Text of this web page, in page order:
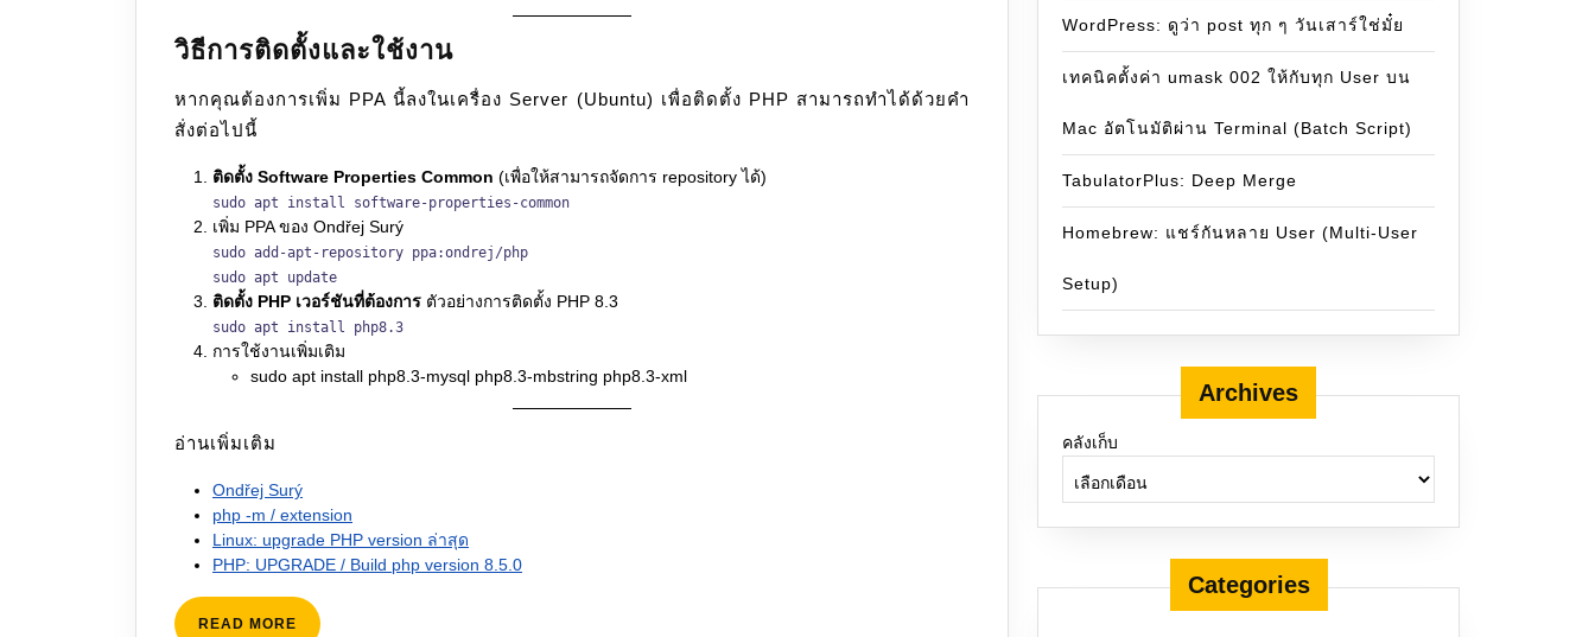
วิธีการติดตั้งและใช้งาน
หากคุณต้องการเพิ่ม PPA นี้ลงในเครื่อง Server (Ubuntu) เพื่อติดตั้ง PHP สามารถทำได้ด้วยคำ
สั่งต่อไปนี้
ติดตั้ง Software Properties Common (เพื่อให้สามารถจัดการ repository ได้)
sudo apt install software-properties-common
เพิ่ม PPA ของ Ondřej Surý
sudo add-apt-repository ppa:ondrej/php
sudo apt update
ติดตั้ง PHP เวอร์ชันที่ต้องการ ตัวอย่างการติดตั้ง PHP 8.3
sudo apt install php8.3
การใช้งานเพิ่มเติม
sudo apt install php8.3-mysql php8.3-mbstring php8.3-xml
อ่านเพิ่มเติม
Ondřej Surý
php -m / extension
Linux: upgrade PHP version ล่าสุด
PHP: UPGRADE / Build php version 8.5.0
READ MORE READ
WordPress: ดูว่า post ทุก ๆ วันเสาร์ใช่มั๋ย
เทคนิคตั้งค่า umask 002 ให้กับทุก User บน
Mac อัตโนมัติผ่าน Terminal (Batch Script)
TabulatorPlus: Deep Merge
Homebrew: แชร์กันหลาย User (Multi-User
Setup)
Archives
คลังเก็บ
Categories